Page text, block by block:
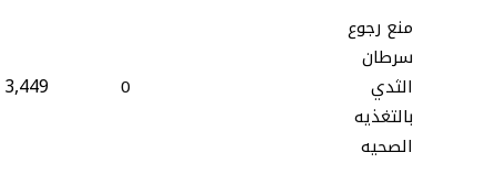
منع رجوع
سرطان
الثدي
بالتغذيه
الصحيه
0
3,449